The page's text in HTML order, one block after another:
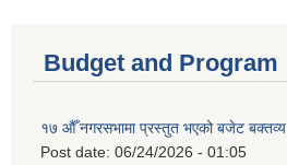
Budget and Program
१७ औँ नगरसभामा प्रस्तुत भएको बजेट बक्तव्य
Post date: 06/24/2026 - 01:05